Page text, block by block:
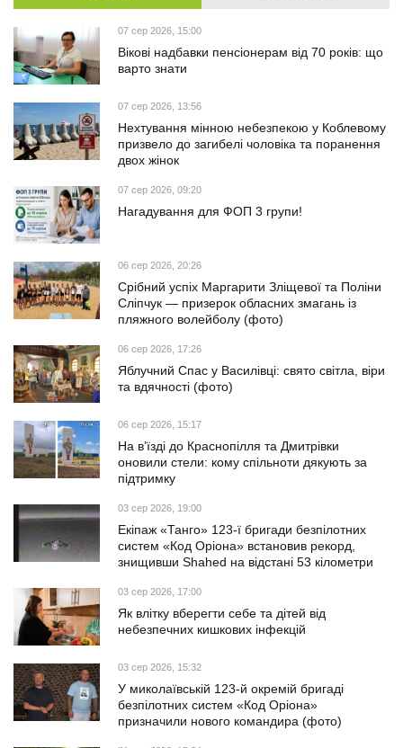
07 сер 2026, 15:00
Вікові надбавки пенсіонерам від 70 років: що
варто знати
07 сер 2026, 13:56
Нехтування мінною небезпекою у Коблевому
призвело до загибелі чоловіка та поранення
двох жінок
07 сер 2026, 09:20
Нагадування для ФОП 3 групи!
06 сер 2026, 20:26
Срібний успіх Маргарити Зліщевої та Поліни
Сліпчук — призерок обласних змагань із
пляжного волейболу (фото)
06 сер 2026, 17:26
Яблучний Спас у Василівці: свято світла, віри
та вдячності (фото)
06 сер 2026, 15:17
На в’їзді до Краснопілля та Дмитрівки
оновили стели: кому спільноти дякують за
підтримку
03 сер 2026, 19:00
Екіпаж «Танго» 123-ї бригади безпілотних
систем «Код Оріона» встановив рекорд,
знищивши Shahed на відстані 53 кілометри
03 сер 2026, 17:00
Як влітку вберегти себе та дітей від
небезпечних кишкових інфекцій
03 сер 2026, 15:32
У миколаївській 123-й окремій бригаді
безпілотних систем «Код Оріона»
призначили нового командира (фото)